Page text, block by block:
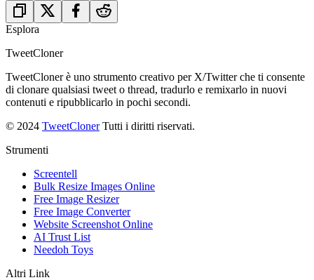
Esplora
TweetCloner
TweetCloner è uno strumento creativo per X/Twitter che ti consente
di clonare qualsiasi tweet o thread, tradurlo e remixarlo in nuovi
contenuti e ripubblicarlo in pochi secondi.
© 2024 TweetCloner Tutti i diritti riservati.
Strumenti
Screentell
Bulk Resize Images Online
Free Image Resizer
Free Image Converter
Website Screenshot Online
AI Trust List
Needoh Toys
Altri Link